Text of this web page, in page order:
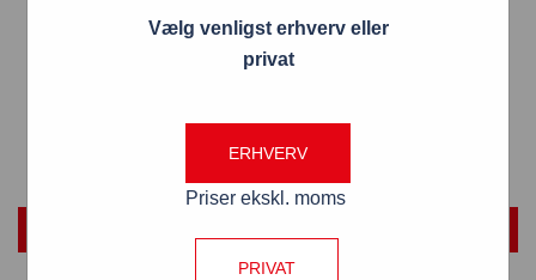
Smart Line A-Board – 43″
Smart Line A-Board – 43″
Vælg venligst erhverv eller
privat
ERHVERV
Priser ekskl. moms
PRIVAT